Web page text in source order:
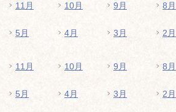
11月 10月 9月 8月
5月 4月 3月 2月
11月 10月 9月 8月
5月 4月 3月 2月